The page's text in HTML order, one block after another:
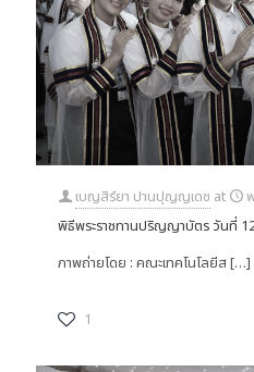
เบญสิร์ยา ปานปุญญเดช at
พิธีพระราชทานปริญญาบัตร วันที่
ภาพถ่ายโดย : คณะเทคโนโลยีส[…]
1